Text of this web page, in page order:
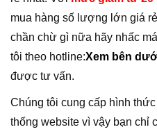
mua hàng số lượng lớn giá
chần chừ gì nữa hãy nhấc
tôi theo hotline:Xem bên
được tư vấn.
Chúng tôi cung cấp hình
thống website vì vậy bạn chỉ